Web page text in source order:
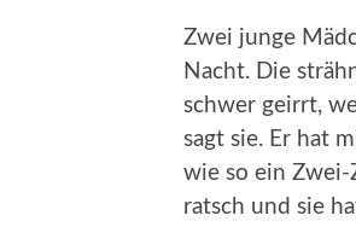
Zwei junge
Nacht. Die
schwer geirrt,
sagt sie. Er hat
wie so ein
ratsch und sie